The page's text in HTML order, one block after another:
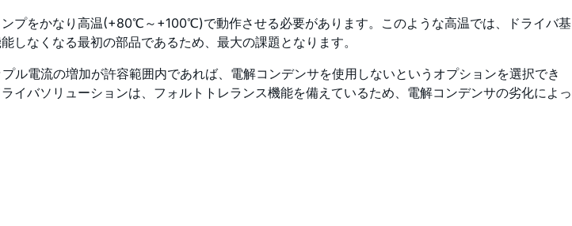
プをかなり高温(+80℃～+100℃)で動作させる必要があります。このような高温では、ドライバ基
なくなる最初の部品であるため、最大の課題となります。
電流の増加が許容範囲内であれば、電解コンデンサを使用しないというオプションを選択でき
バソリューションは、フォルトトレランス機能を備えているため、電解コンデンサの劣化によっ